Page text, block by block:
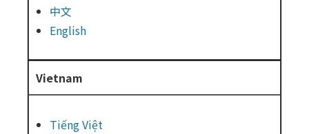
中文
English
Vietnam
Tiếng Việt